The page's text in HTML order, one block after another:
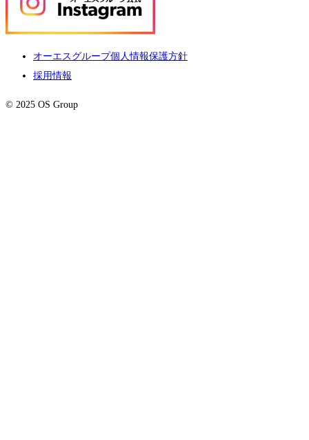
オーエスグループ個人情報保護方針
採用情報
© 2025 OS Group